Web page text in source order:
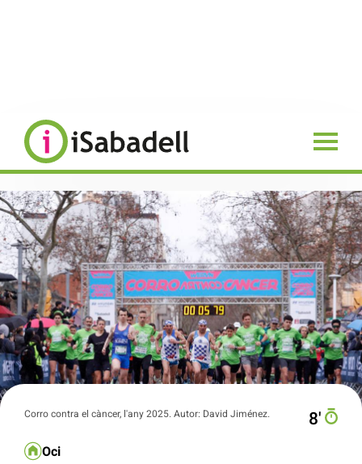
Corro contra el càncer, l'any 2025. Autor: David Jiménez. 8′
Oci